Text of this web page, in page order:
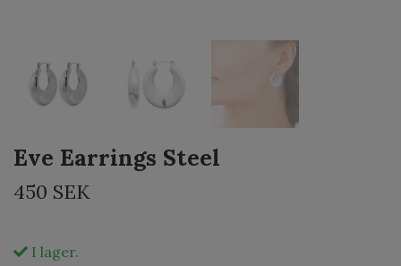
Eve Earrings Steel
450 SEK
I lager.